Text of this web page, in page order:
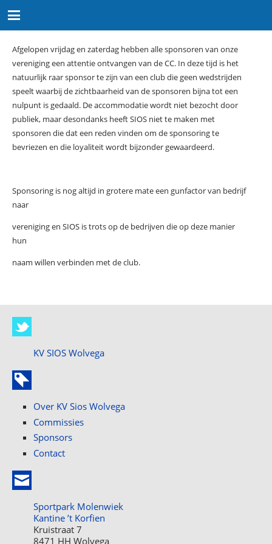
Afgelopen vrijdag en zaterdag hebben alle sponsoren van onze
vereniging een attentie ontvangen van de CC. In deze tijd is het
natuurlijk raar sponsor te zijn van een club die geen wedstrijden
speelt waarbij de zichtbaarheid van de sponsoren bijna tot een
nulpunt is gedaald. De accommodatie wordt niet bezocht door
publiek, maar desondanks heeft SIOS niet te maken met
sponsoren die dat een reden vinden om de sponsoring te
bevriezen en die loyaliteit wordt bijzonder gewaardeerd.
Sponsoring is nog altijd in grotere mate een gunfactor van bedrijf
naar
vereniging en SIOS is trots op de bedrijven die op deze manier
hun
naam willen verbinden met de club.
KV SIOS Wolvega
Over KV Sios Wolvega
Commissies
Sponsors
Contact
Sportpark Molenwiek
Kantine ’t Korfien
Kruistraat 7
8471 HH Wolvega